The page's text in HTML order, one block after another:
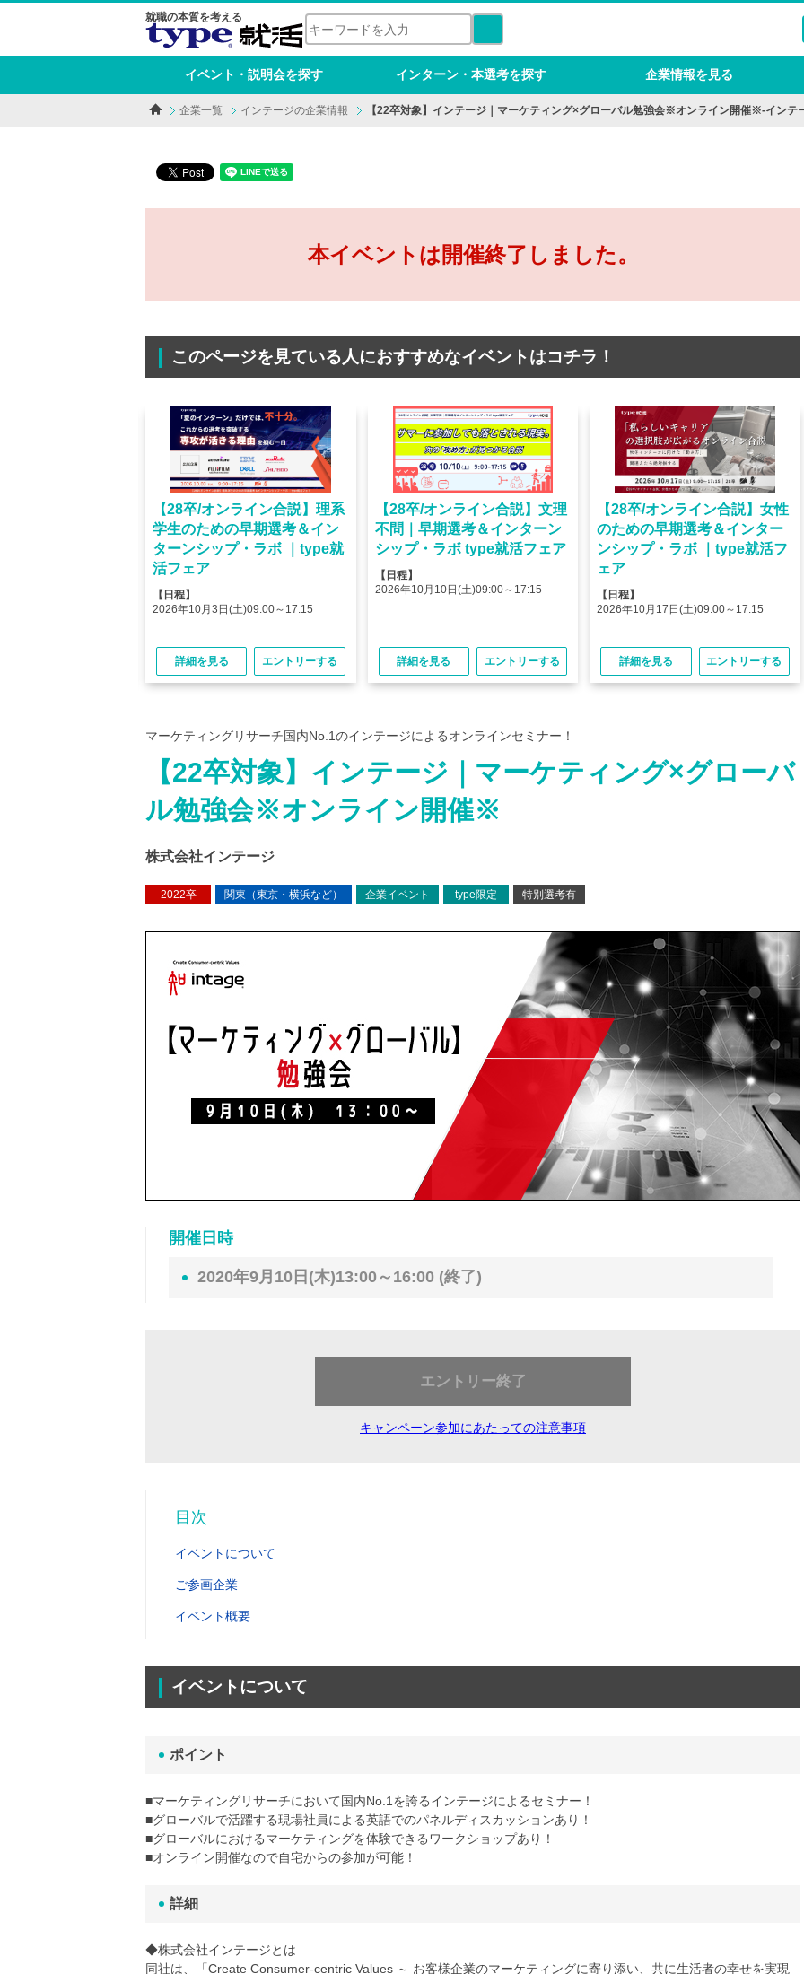
就職の本質を考える
イベント・説明会を探す インターン・本選考を探す 企業情報を見る
企業一覧 インテージの企業情報 【22卒対象】インテージ｜マーケティング×グローバル勉強会※オンライン開催※-インテ
本イベントは開催終了しました。
このページを見ている人におすすめなイベントはコチラ！
【28卒/オンライン合説】理系
学生のための早期選考＆イン
ターンシップ・ラボ ｜type就
活フェア
【日程】
2026年10月3日(土)09:00～17:15
詳細を見る エントリーする
【28卒/オンライン合説】文理
不問｜早期選考＆インターン
シップ・ラボ type就活フェア
【日程】
2026年10月10日(土)09:00～17:15
詳細を見る エントリーする
【28卒/オンライン合説】女性
のための早期選考＆インター
ンシップ・ラボ ｜type就活フ
ェア
【日程】
2026年10月17日(土)09:00～17:15
詳細を見る エントリーする
マーケティングリサーチ国内No.1のインテージによるオンラインセミナー！
【22卒対象】インテージ｜マーケティング×グローバ
ル勉強会※オンライン開催※
株式会社インテージ
2022卒 関東（東京・横浜など） 企業イベント type限定 特別選考有
開催日時
2020年9月10日(木)13:00～16:00 (終了)
エントリー終了
キャンペーン参加にあたっての注意事項
目次
イベントについて
ご参画企業
イベント概要
イベントについて
ポイント
■マーケティングリサーチにおいて国内No.1を誇るインテージによるセミナー！
■グローバルで活躍する現場社員による英語でのパネルディスカッションあり！
■グローバルにおけるマーケティングを体験できるワークショップあり！
■オンライン開催なので自宅からの参加が可能！
詳細
◆株式会社インテージとは
同社は、「Create Consumer-centric Values ～ お客様企業のマーケティングに寄り添い、共に生活者の幸せを実現